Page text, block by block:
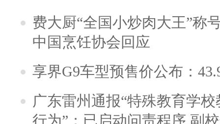
费大厨“全国小炒肉大王”称
中国烹饪协会回应
享界G9车型预售价公布：
广东雷州通报“特殊教育学
行为”：已启动问责程序 副